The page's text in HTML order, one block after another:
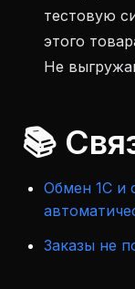
тестовую
этого
Не
📚
Обмен 1С и
Заказы не